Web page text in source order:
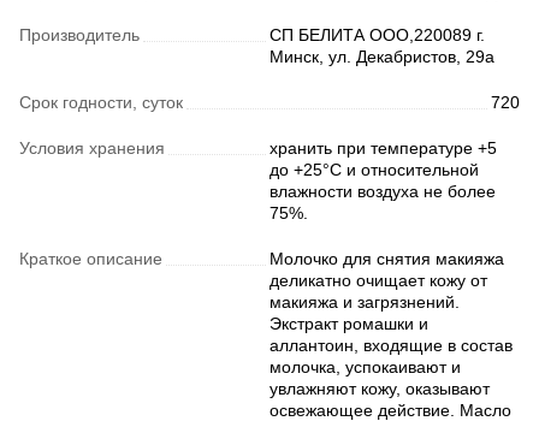
Производитель
СП БЕЛИТА ООО,220089 г.
Минск, ул. Декабристов, 29а
Срок годности, суток 720
Условия хранения
хранить при температуре +5
до +25°С и относительной
влажности воздуха не более
75%.
Краткое описание
Молочко для снятия макияжа
деликатно очищает кожу от
макияжа и загрязнений.
Экстракт ромашки и
аллантоин, входящие в состав
молочка, успокаивают и
увлажняют кожу, оказывают
освежающее действие. Масло